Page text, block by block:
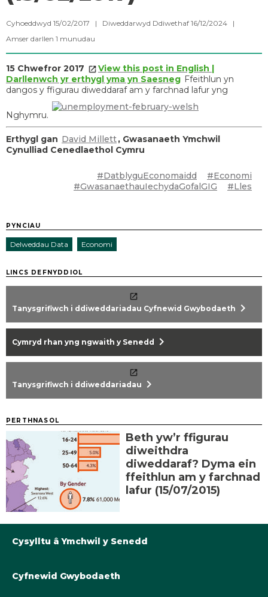
Cyhoeddwyd 15/02/2017 | Diweddarwyd Ddiwethaf 16/12/2024 |
Amser darllen 1 munudau
15 Chwefror 2017
View this post in English |
Darllenwch yr erthygl yma yn Saesneg Ffeithlun yn
dangos y ffigurau diweddaraf am y farchnad lafur yng
Nghymru.
Erthygl gan David Millett, Gwasanaeth Ymchwil
Cynulliad Cenedlaethol Cymru
#DatblyguEconomaidd
#Economi
#GwasanaethauIechydaGofalGIG
#Lles
PYNCIAU
Delweddau Data Economi
LINCS DEFNYDDIOL
Tanysgrifiwch i ddiweddariadau Cyfnewid Gwybodaeth chevron_right
Cymryd rhan yng ngwaith y Senedd chevron_right
Tanysgrifiwch i ddiweddariadau chevron_right
PERTHNASOL
Beth yw’r ffigurau
diweithdra
diweddaraf? Dyma ein
ffeithlun am y farchnad
lafur (15/07/2015)
Cysylltu â Ymchwil y Senedd
Llyfrgell@Senedd.Cymru
Cyfnewid Gwybodaeth